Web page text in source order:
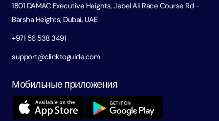
1801 DAMAC Executive Heights, Jebel Ali Race Course Rd -
Barsha Heights, Dubai, UAE
+971 56 538 3491
support@clicktoguide.com
Мобильные приложения